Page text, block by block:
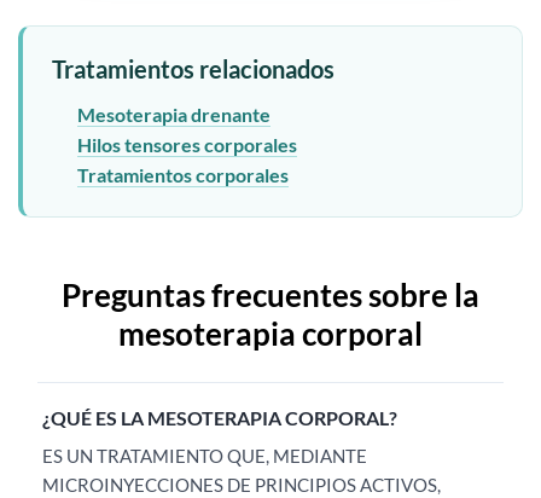
Tratamientos relacionados
Mesoterapia drenante
Hilos tensores corporales
Tratamientos corporales
Preguntas frecuentes sobre la
mesoterapia corporal
¿QUÉ ES LA MESOTERAPIA CORPORAL?
ES UN TRATAMIENTO QUE, MEDIANTE
MICROINYECCIONES DE PRINCIPIOS ACTIVOS,